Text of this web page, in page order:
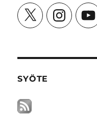
X Instagram
SYÖTE